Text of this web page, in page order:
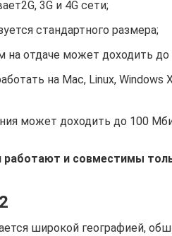
3G и 4G сети;
стандартного размера;
на отдаче может доходить
на Mac, Linux, Windows
может доходить до 100
работают и совместимы
широкой географией,